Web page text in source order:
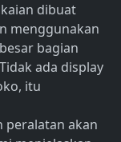
dibuat
menggunakan
bagian
ada display
itu
peralatan akan